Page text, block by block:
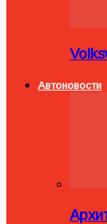
Автоновости